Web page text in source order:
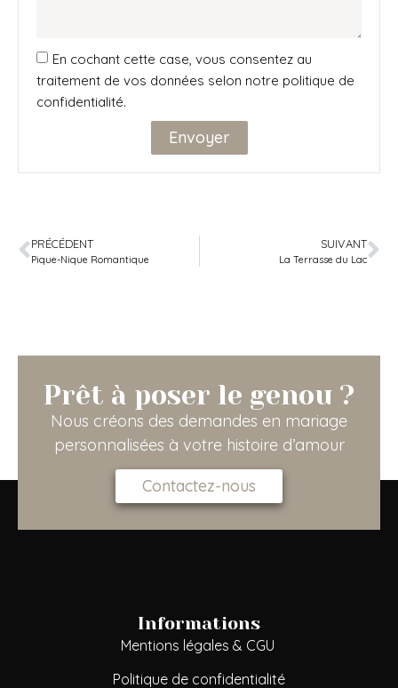
En cochant cette case, vous consentez au
traitement de vos données selon notre politique de
confidentialité.
Envoyer
PRÉCÉDENT
Pique-Nique Romantique
SUIVANT
La Terrasse du Lac
Prêt à poser le genou ?
Nous créons des demandes en mariage
personnalisées à votre histoire d’amour
Contactez-nous
Informations
Mentions légales & CGU
Politique de confidentialité